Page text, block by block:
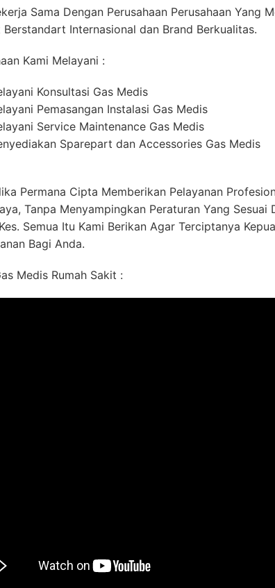
Sama Dengan Perusahaan Perusahaan Yang
Berstandart Internasional dan Brand Berkualitas.
Kami Melayani :
Konsultasi Gas Medis
Pemasangan Instalasi Gas Medis
Service Maintenance Gas Medis
Sparepart dan Accessories Gas Medis
Permana Cipta Memberikan Pelayanan
Tanpa Menyampingkan Peraturan Yang Sesuai
Semua Itu Kami Berikan Agar Terciptanya
Bagi Anda.
Medis Rumah Sakit :